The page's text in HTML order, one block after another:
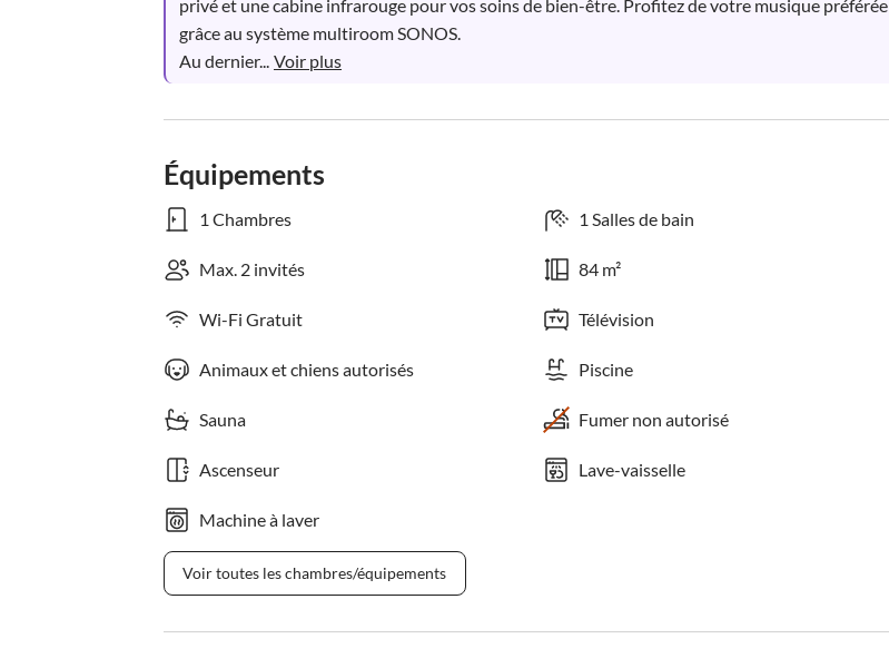
privé et une cabine infrarouge pour vos soins de bien-être. Profitez de votre musique préférée
grâce au système multiroom SONOS.
Au dernier... Voir plus
Équipements
1 Chambres 1 Salles de bain
Max. 2 invités 84 m²
Wi-Fi Gratuit Télévision
Animaux et chiens autorisés Piscine
Sauna Fumer non autorisé
Ascenseur Lave-vaisselle
Machine à laver
Voir toutes les chambres/équipements